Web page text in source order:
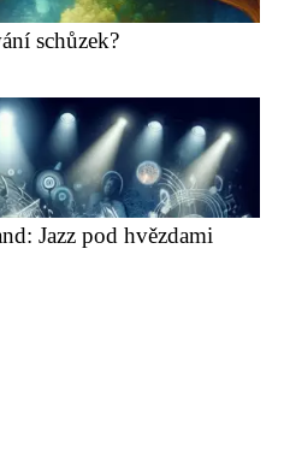
schůzek?
Jazz pod hvězdami